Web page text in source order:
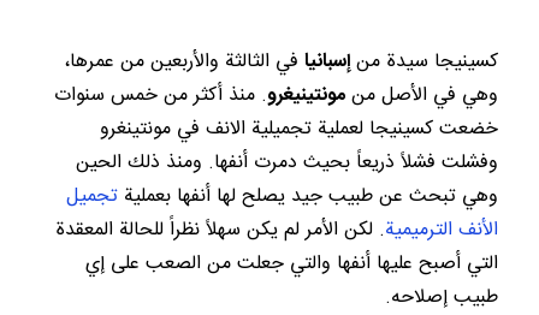
كسينيجا سيدة منإسبانيافي الثالثة والأربعين من عمرها،
وهي في الأصل منمونتينيغرو. منذ أكثر من خمس سنوات
خضعت كسينيجا لعملية تجميلية الانف في مونتينغرو
وفشلت فشلاً ذريعاً بحيث دمرت أنفها. ومنذ ذلك الحين
وهي تبحث عن طبيب جيد يصلح لها أنفها بعملية تجميل
الأنف الترميمية. لكن الأمر لم يكن سهلاً نظراً للحالة المعقدة
التي أصبح عليها أنفها والتي جعلت من الصعب على إي
طبيب إصلاحه.